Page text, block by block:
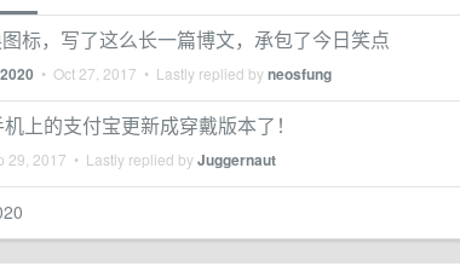
标，写了这么长一篇博文，承包了今日笑点
• Oct 27, 2017 • Lastly replied byneosfung
上的支付宝更新成穿戴版本了！
29, 2017 • Lastly replied byJuggernaut